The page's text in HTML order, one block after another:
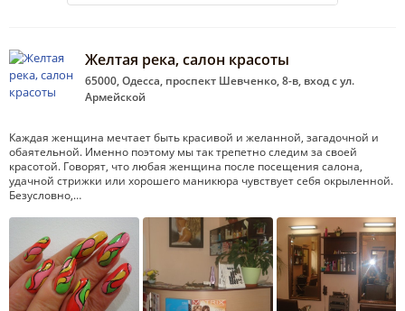
Желтая река, салон красоты
65000, Одесса, проспект Шевченко, 8-в, вход с ул.
Армейской
Каждая женщина мечтает быть красивой и желанной, загадочной и
обаятельной. Именно поэтому мы так трепетно следим за своей
красотой. Говорят, что любая женщина после посещения салона,
удачной стрижки или хорошего маникюра чувствует себя окрыленной.
Безусловно,…